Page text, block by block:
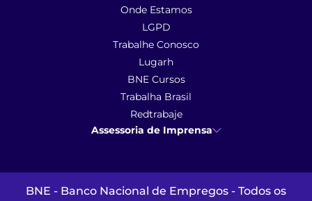
Onde Estamos
LGPD
Trabalhe Conosco
Lugarh
BNE Cursos
Trabalha Brasil
Redtrabaje
Assessoria de Imprensa
(41) 9 9102-1413
BNE - Banco Nacional de Empregos - Todos os